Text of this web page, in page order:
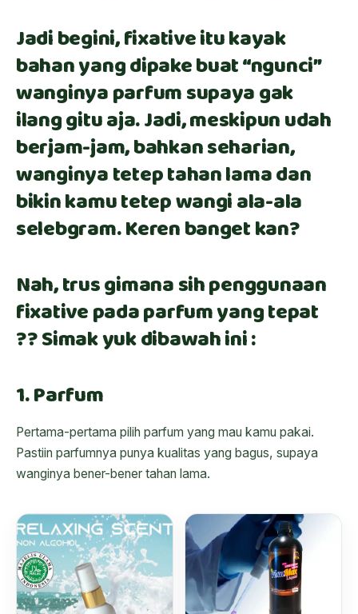
Jadi begini, fixative itu kayak
bahan yang dipake buat “ngunci”
wanginya parfum supaya gak
ilang gitu aja. Jadi, meskipun udah
berjam-jam, bahkan seharian,
wanginya tetep tahan lama dan
bikin kamu tetep wangi ala-ala
selebgram. Keren banget kan?
Nah, trus gimana sih penggunaan
fixative pada parfum yang tepat
?? Simak yuk dibawah ini :
1. Parfum
Pertama-pertama pilih parfum yang mau kamu pakai.
Pastiin parfumnya punya kualitas yang bagus, supaya
wanginya bener-bener tahan lama.